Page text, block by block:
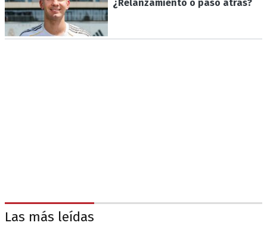
¿Relanzamiento o paso atrás?
Las más leídas